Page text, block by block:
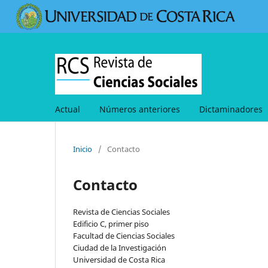
Actual Números anteriores Dictaminadores
Inicio / Contacto
Contacto
Revista de Ciencias Sociales
Edificio C, primer piso
Facultad de Ciencias Sociales
Ciudad de la Investigación
Universidad de Costa Rica